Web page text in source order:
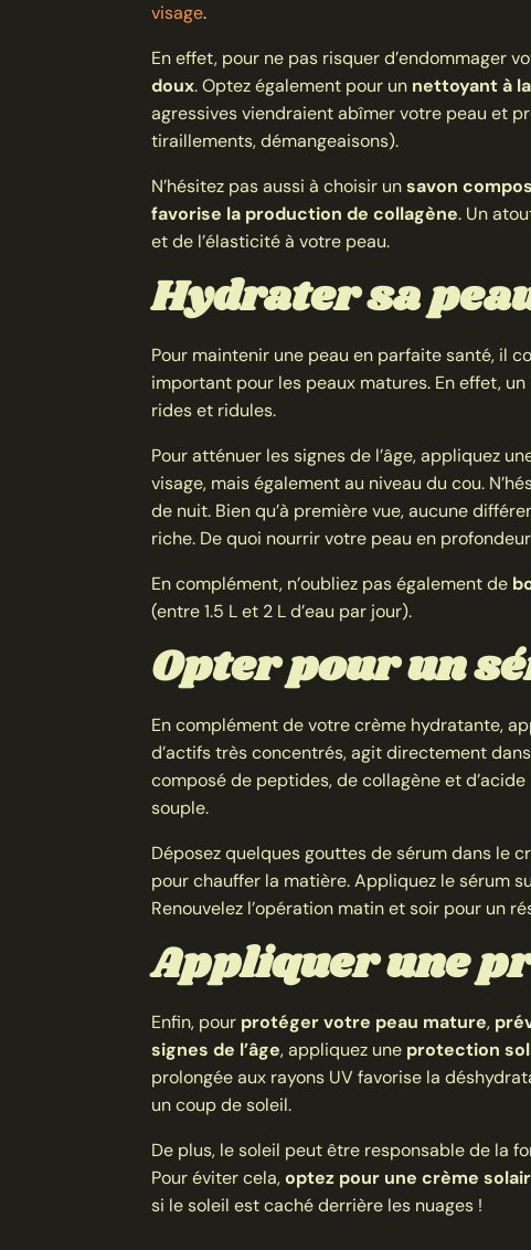
visage.
En effet, pour ne pas risquer d’endommager
doux. Optez également pour un nettoyant à
agressives viendraient abîmer votre peau et
tiraillements, démangeaisons).
N’hésitez pas aussi à choisir unsavon
favorise la production de collagène. Un
et de l’élasticité à votre peau.
Hydrater sa
Pour maintenir une peau en parfaite santé, il
important pour les peaux matures. En effet,
rides et ridules.
Pour atténuer les signes de l’âge, appliquez
visage, mais également au niveau du cou.
de nuit. Bien qu’à première vue, aucune
riche. De quoi nourrir votre peau en
En complément, n’oubliez pas également de
(entre 1.5 L et 2 L d’eau par jour).
Opter pour un
En complément de votre crème hydratante,
d’actifs très concentrés, agit directement
composé de peptides, de collagène et
souple.
Déposez quelques gouttes de sérum dans le
pour chauffer la matière. Appliquez le sérum
Renouvelez l’opération matin et soir pour un
Appliquer une
Enfin, pour protéger votre peau mature,
signes de l’âge, appliquez une protection
prolongée aux rayons UV favorise la
un coup de soleil.
De plus, le soleil peut être responsable de la
Pour éviter cela,optez pour une crème
si le soleil est caché derrière les nuages !